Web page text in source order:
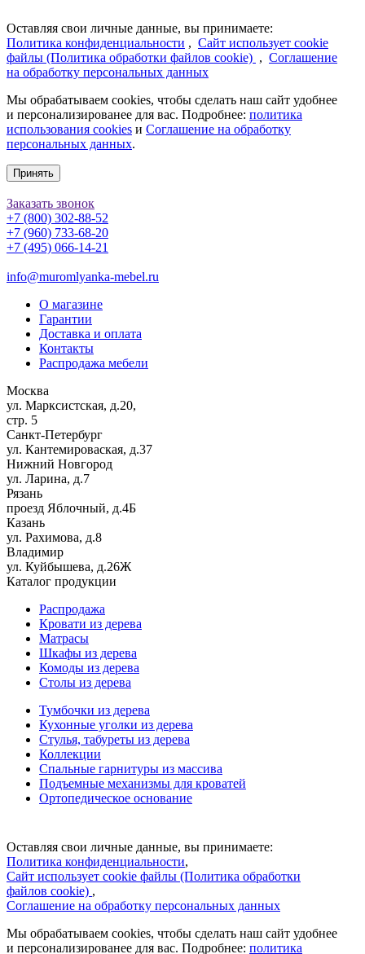
Оставляя свои личные данные, вы принимаете:
Политика конфиденциальности , Сайт использует cookie
файлы (Политика обработки файлов cookie) , Соглашение
на обработку персональных данных
Мы обрабатываем cookies, чтобы сделать наш сайт удобнее
и персонализированее для вас. Подробнее: политика
использования cookies и Соглашение на обработку
персональных данных.
Принять
Заказать звонок
+7 (800) 302-88-52
+7 (960) 733-68-20
+7 (495) 066-14-21
info@muromlyanka-mebel.ru
О магазине
Гарантии
Доставка и оплата
Контакты
Распродажа мебели
Москва
ул. Марксистская, д.20,
стр. 5
Санкт-Петербург
ул. Кантемироваская, д.37
Нижний Новгород
ул. Ларина, д.7
Рязань
проезд Яблочный, д.4Б
Казань
ул. Рахимова, д.8
Владимир
ул. Куйбышева, д.26Ж
Каталог продукции
Распродажа
Кровати из дерева
Матрасы
Шкафы из дерева
Комоды из дерева
Столы из дерева
Тумбочки из дерева
Кухонные уголки из дерева
Стулья, табуреты из дерева
Коллекции
Спальные гарнитуры из массива
Подъемные механизмы для кроватей
Ортопедическое основание
Оставляя свои личные данные, вы принимаете:
Политика конфиденциальности,
Сайт использует cookie файлы (Политика обработки
файлов cookie) ,
Соглашение на обработку персональных данных
Мы обрабатываем cookies, чтобы сделать наш сайт удобнее
и персонализированее для вас. Подробнее: политика